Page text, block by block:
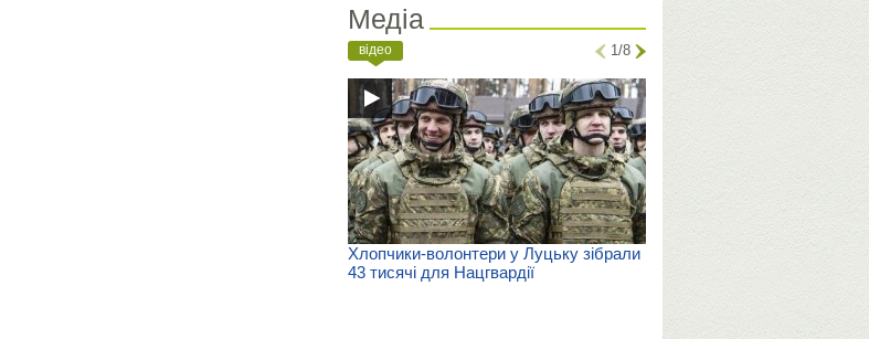
Медіа
відео 1/8
Хлопчики-волонтери у Луцьку зібрали
43 тисячі для Нацгвардії